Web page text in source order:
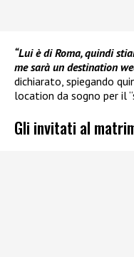
“Lui è di Roma, quindi
me sarà un destination
dichiarato, spiegando
location da sogno per il
Gli invitati al